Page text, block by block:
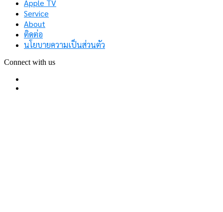
Apple TV
Service
About
ติดต่อ
นโยบายความเป็นส่วนตัว
Connect with us